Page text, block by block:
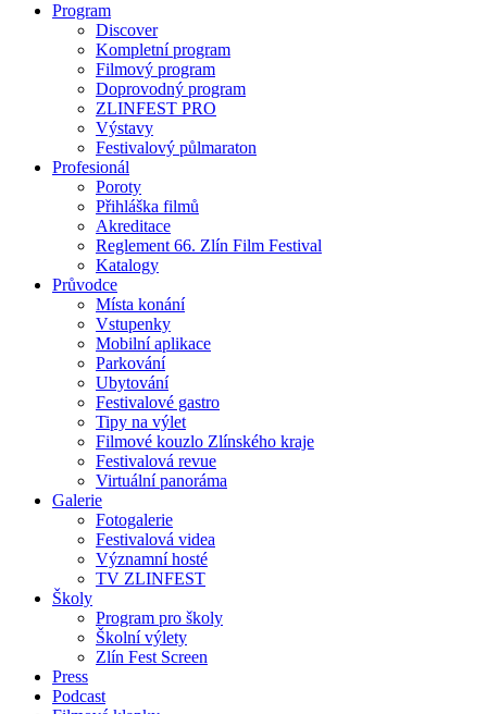
Program
Discover
Kompletní program
Filmový program
Doprovodný program
ZLINFEST PRO
Výstavy
Festivalový půlmaraton
Profesionál
Poroty
Přihláška filmů
Akreditace
Reglement 66. Zlín Film Festival
Katalogy
Průvodce
Místa konání
Vstupenky
Mobilní aplikace
Parkování
Ubytování
Festivalové gastro
Tipy na výlet
Filmové kouzlo Zlínského kraje
Festivalová revue
Virtuální panoráma
Galerie
Fotogalerie
Festivalová videa
Významní hosté
TV ZLINFEST
Školy
Program pro školy
Školní výlety
Zlín Fest Screen
Press
Podcast